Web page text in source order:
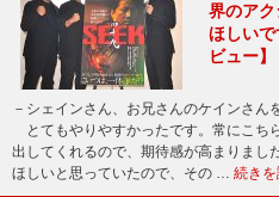
界のア
ほしい
ビュー】
－シェインさん、お兄さんのケインさん
とてもやりやすかったです。常にこち
出してくれるので、期待感が高まりまし
ほしいと思っていたので、その … 続き